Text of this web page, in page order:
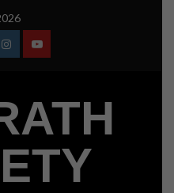
InstagramYoutube